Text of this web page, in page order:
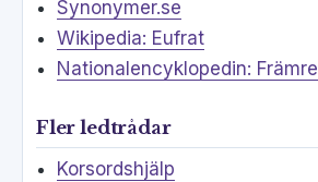
Synonymer.se
Wikipedia: Eufrat
Nationalencyklopedin:
Fler ledtrådar
Korsordshjälp